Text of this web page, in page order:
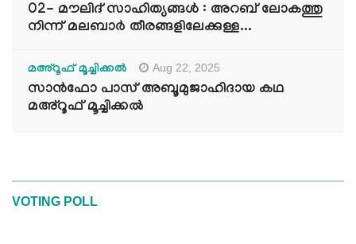
02- മൗലിദ് സാഹിത്യങ്ങൾ : അറബ് ലോകത്തു
നിന്ന് മലബാർ തീരങ്ങളിലേക്കുള്ള...
മഅ്റൂഫ് മൂച്ചിക്കല്‍ Aug 22, 2025
സാൻഫോ പാസ് അബൂമുജാഹിദായ കഥ
മഅ്റൂഫ് മൂച്ചിക്കല്‍
VOTING POLL